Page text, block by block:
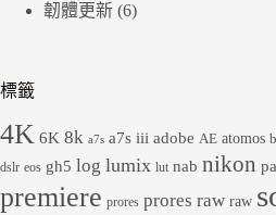
韌體更新 (6)
標籤
4K 6K 8k a7s a7s iii adobe AE atomos
dslr eos gh5 log lumix lut nab nikon
premiere prores prores raw raw